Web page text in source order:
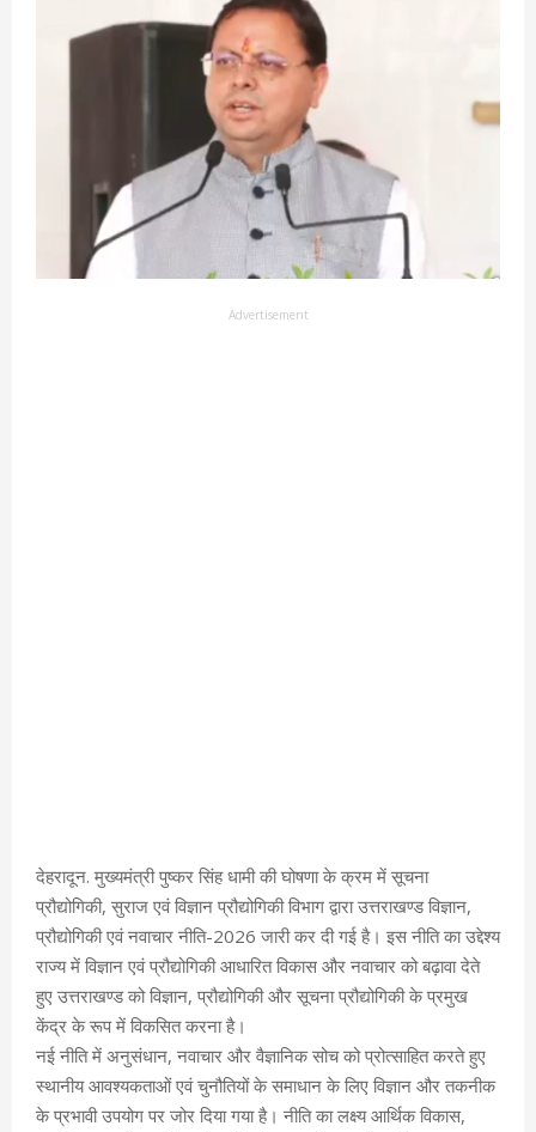
Advertisement
देहरादून. मुख्यमंत्री पुष्कर सिंह धामी की घोषणा के क्रम में सूचना
प्रौद्योगिकी, सुराज एवं विज्ञान प्रौद्योगिकी विभाग द्वारा उत्तराखण्ड विज्ञान,
प्रौद्योगिकी एवं नवाचार नीति-2026 जारी कर दी गई है। इस नीति का उद्देश्य
राज्य में विज्ञान एवं प्रौद्योगिकी आधारित विकास और नवाचार को बढ़ावा देते
हुए उत्तराखण्ड को विज्ञान, प्रौद्योगिकी और सूचना प्रौद्योगिकी के प्रमुख
केंद्र के रूप में विकसित करना है।
नई नीति में अनुसंधान, नवाचार और वैज्ञानिक सोच को प्रोत्साहित करते हुए
स्थानीय आवश्यकताओं एवं चुनौतियों के समाधान के लिए विज्ञान और तकनीक
के प्रभावी उपयोग पर जोर दिया गया है। नीति का लक्ष्य आर्थिक विकास,